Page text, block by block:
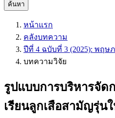
ค้นหา
หน้าแรก
คลังบทความ
ปีที่ 4 ฉบับที่ 3 (2025): พฤษ
บทความวิจัย
รูปแบบการบริหารจั
เรียนลูกเสือสามัญรุ่น